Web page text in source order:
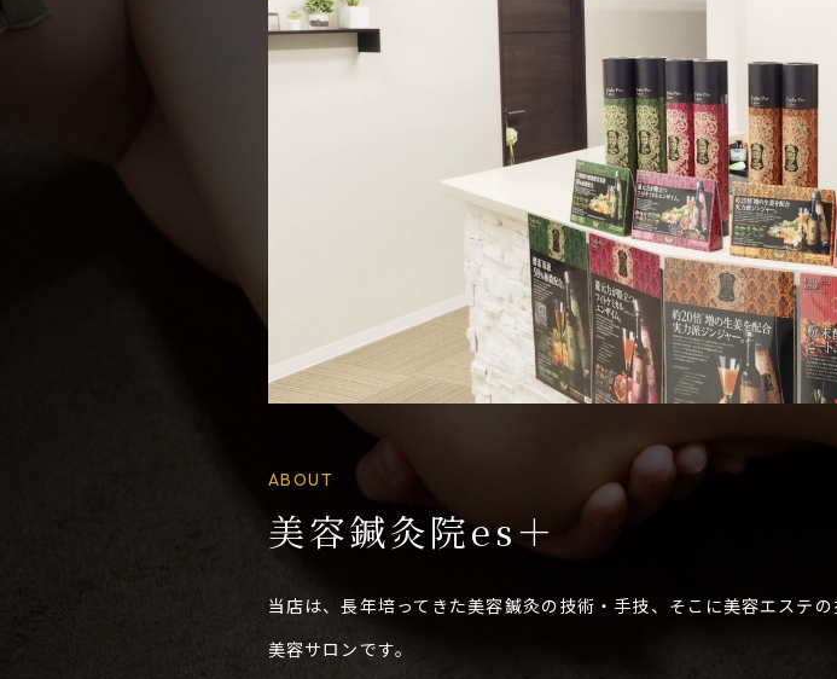
ABOUT
美容鍼灸院es＋
当店は、長年培ってきた美容鍼灸の技術・手技、そこに美容エステ
美容サロンです。